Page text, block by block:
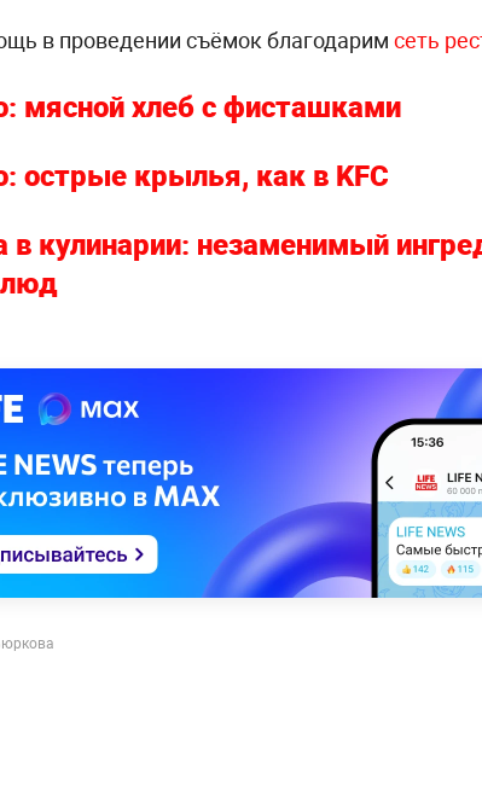
в проведении съёмок благодарим сеть
мясной хлеб с фисташками
острые крылья, как в KFC
в кулинарии: незаменимый